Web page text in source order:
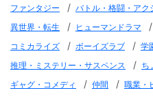
ファンタジー / バトル・格闘・アク
異世界・転生 / ヒューマンドラマ /
コミカライズ / ボーイズラブ / 学
推理・ミステリー・サスペンス / ち
ギャグ・コメディ / 仲間 / 職業・